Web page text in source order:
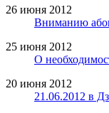
26 июня 2012
Вниманию
25 июня 2012
О
20 июня 2012
21.06.2012 в